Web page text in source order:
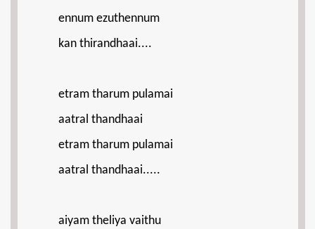
ennum ezuthennum
kan thirandhaai....
etram tharum pulamai
aatral thandhaai
etram tharum pulamai
aatral thandhaai.....
aiyam theliya vaithu